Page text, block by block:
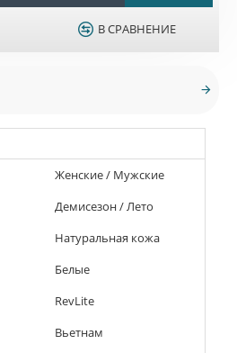
В СРАВНЕНИЕ
Женские / Мужские
Демисезон / Лето
Натуральная кожа
Белые
RevLite
Вьетнам